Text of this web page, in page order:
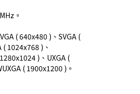
。
( 640x480 )、SVGA (
1024x768 )、
)、UXGA (
( 1900x1200 )。